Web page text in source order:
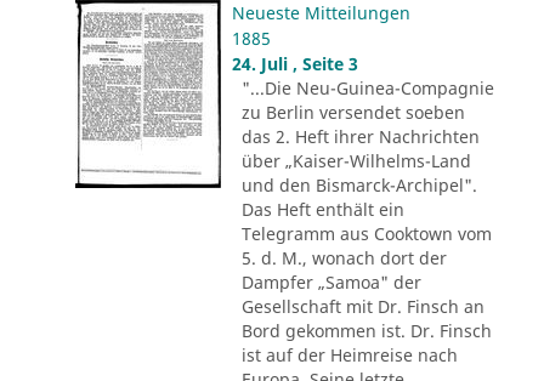
Neueste Mitteilungen
1885
24. Juli , Seite 3
"...Die Neu-Guinea-Compagnie
zu Berlin versendet soeben
das 2. Heft ihrer Nachrichten
über „Kaiser-Wilhelms-Land
und den Bismarck-Archipel".
Das Heft enthält ein
Telegramm aus Cooktown vom
5. d. M., wonach dort der
Dampfer „Samoa" der
Gesellschaft mit Dr. Finsch an
Bord gekommen ist. Dr. Finsch
ist auf der Heimreise nach